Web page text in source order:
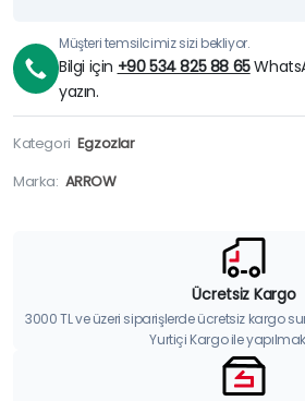
Müşteri temsilcimiz sizi bekliyor.
Bilgi için +90 534 825 88 65
yazın.
Kategori Egzozlar
Marka: ARROW
Ücretsiz Kargo
3000 TL ve üzeri siparişlerde ücretsiz kargo
Yurtiçi Kargo ile